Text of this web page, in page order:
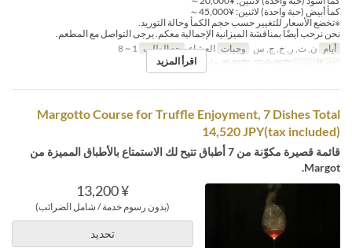
كمأ أبيض (حبة واحدة) لاثنين: ¥45,000～
※تخضع الأسعار للتغيير حسب حجم الكمأ وحالة التوريد.
نحن نرحب أيضًا بمناقشة الميزانية الإجمالية معكم. يرجى التواصل مع المطعم.
أيام ن, ث, ر, خ, ج, س وجبات العشاء حد الطلب
فئة المقعد
اقرأ المزيد
Margotto Course for Truffle Enjoyment, 7 Dishes Total
14,520 JPY(tax included)
قائمة قصيرة مكوّنة من 7 أطباق تتيح لك الاستمتاع بالأطباق المميزة من
Margot.
¥ 13,200
(بدون رسوم خدمة / شامل الضرائب)
تحديد